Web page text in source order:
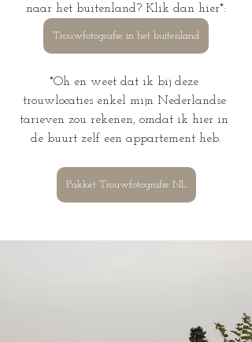
naar het buitenland? Klik dan hier*:
Trouwfotografie in het buitenland
*Oh en weet dat ik bij deze
trouwlocaties enkel mijn Nederlandse
tarieven zou rekenen, omdat ik hier in
de buurt zelf een appartement heb.
Pakket Trouwfotografie NL